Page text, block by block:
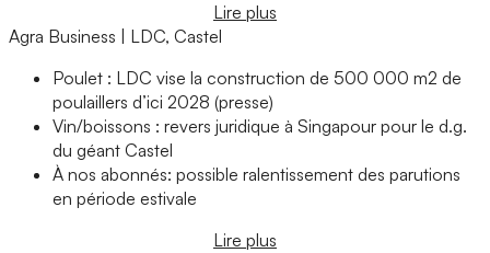
Lire plus
Agra Business | LDC, Castel
Poulet : LDC vise la construction de 500 000 m2 de
poulaillers d’ici 2028 (presse)
Vin/boissons : revers juridique à Singapour pour le d.g.
du géant Castel
À nos abonnés: possible ralentissement des parutions
en période estivale
Lire plus